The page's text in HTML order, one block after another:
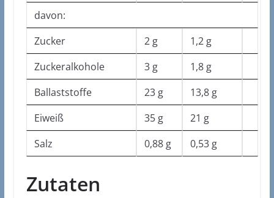
davon:
Zucker
2 g
1,2 g
Zuckeralkohole
3 g
1,8 g
Ballaststoffe
23 g
13,8 g
Eiweiß
35 g
21 g
Salz
0,88 g 0,53 g
Zutaten